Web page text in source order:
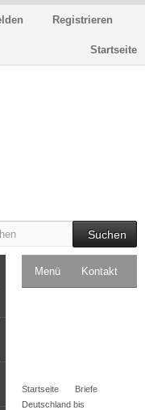
Registrieren
Startseite
Suchen
Menü Kontakt
Startseite
Briefe
Deutschland bis